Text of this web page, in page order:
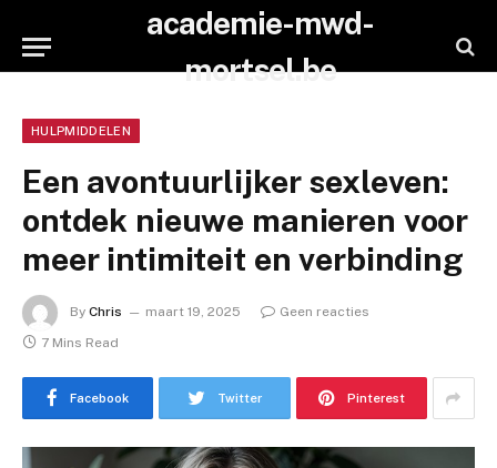
academie-mwd-
mortsel.be
HULPMIDDELEN
Een avontuurlijker sexleven:
ontdek nieuwe manieren voor
meer intimiteit en verbinding
By Chris maart 19, 2025
Geen reacties
7 Mins Read
Facebook Twitter Pinterest